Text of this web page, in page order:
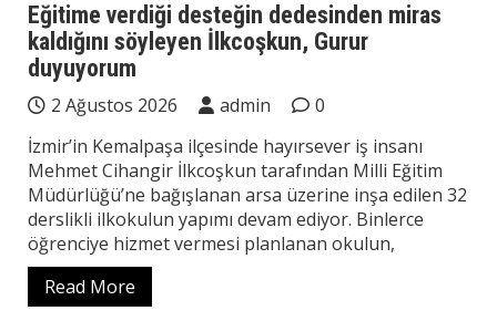
Eğitime verdiği desteğin dedesinden miras
kaldığını söyleyen İlkcoşkun, Gurur
duyuyorum
2 Ağustos 2026 admin
0
İzmir’in Kemalpaşa ilçesinde hayırsever iş insanı
Mehmet Cihangir İlkcoşkun tarafından Milli Eğitim
Müdürlüğü’ne bağışlanan arsa üzerine inşa edilen 32
derslikli ilkokulun yapımı devam ediyor. Binlerce
öğrenciye hizmet vermesi planlanan okulun,
Read More